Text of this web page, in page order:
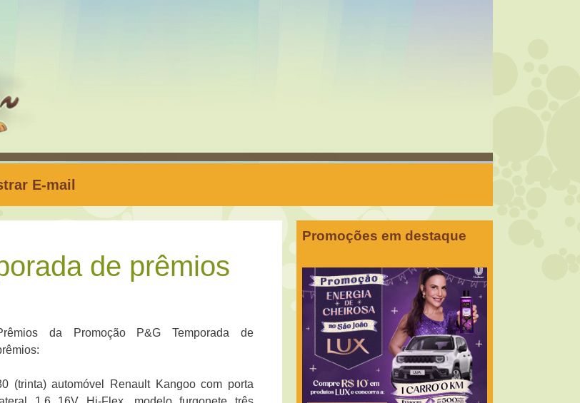
E-mail
de prêmios
da Promoção P&G Temporada de
(trinta) automóvel Renault Kangoo com porta
Promoções em destaque